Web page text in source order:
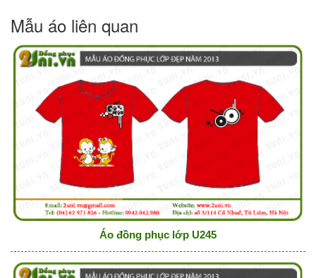
Mẫu áo liên quan
Áo đồng phục lớp U245